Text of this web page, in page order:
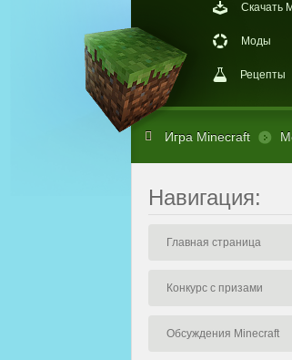
Скачать
Моды
Рецепты
Игра Minecraft
Навигация:
Главная страница
Конкурс с призами
Обсуждения Minecraft